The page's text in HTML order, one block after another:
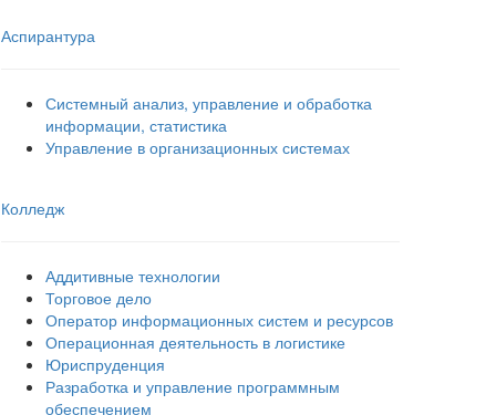
Аспирантура
Системный анализ, управление и обработка
информации, статистика
Управление в организационных системах
Колледж
Аддитивные технологии
Торговое дело
Оператор информационных систем и ресурсов
Операционная деятельность в логистике
Юриспруденция
Разработка и управление программным
обеспечением